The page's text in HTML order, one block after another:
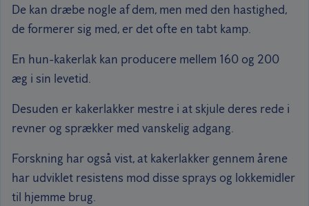
De kan dræbe nogle af dem, men med den hastighed,
de formerer sig med, er det ofte en tabt kamp.
En hun-kakerlak kan producere mellem 160 og 200
æg i sin levetid.
Desuden er kakerlakker mestre i at skjule deres rede i
revner og sprækker med vanskelig adgang.
Forskning har også vist, at kakerlakker gennem årene
har udviklet resistens mod disse sprays og lokkemidler
til hjemme brug.